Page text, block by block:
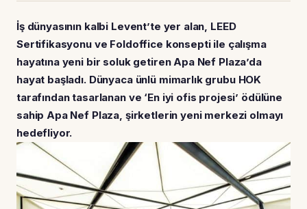
İş dünyasının kalbi Levent’te yer alan, LEED
Sertifikasyonu ve Foldoffice konsepti ile çalışma
hayatına yeni bir soluk getiren Apa Nef Plaza’da
hayat başladı. Dünyaca ünlü mimarlık grubu HOK
tarafından tasarlanan ve ‘En iyi ofis projesi’ ödülüne
sahip Apa Nef Plaza, şirketlerin yeni merkezi olmayı
hedefliyor.